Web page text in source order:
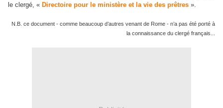
le clergé, « Directoire pour le ministère et la vie des prêtres ».
N.B. ce document - comme beaucoup d’autres venant de Rome - n’a pas été porté à
la connaissance du clergé français...